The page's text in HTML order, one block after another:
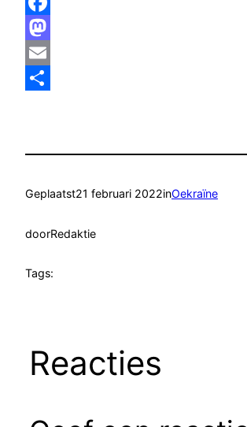
Facebook
Mastodon
Email
Geplaatst21 februari 2022inOekraïne
doorRedaktie
Tags:
Reacties